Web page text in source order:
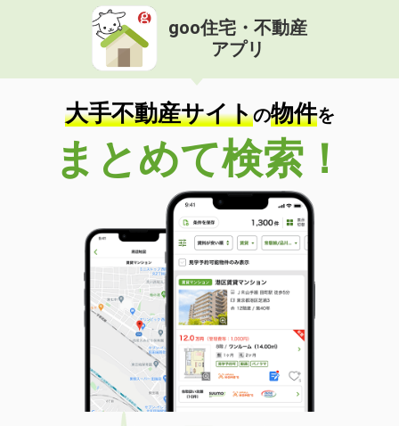
goo住宅・不動産
アプリ
大手不動産サイトの物件を
まとめて検索！